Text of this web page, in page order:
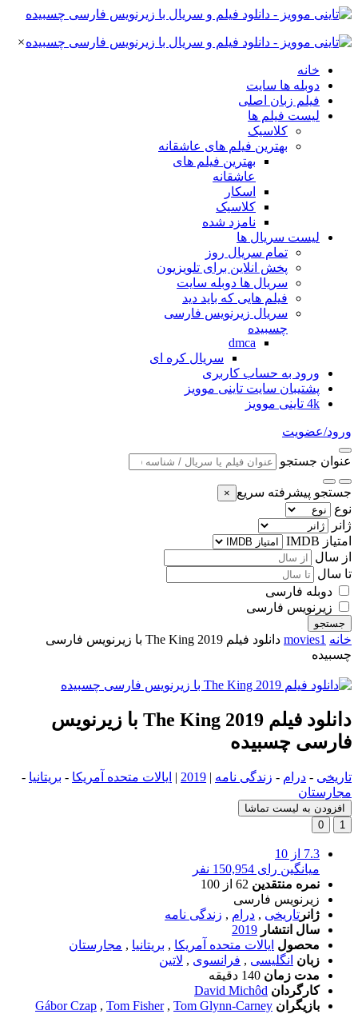
×
خانه
دوبله ها سایت
فیلم زبان اصلی
لیست فیلم ها
کلاسیک
بهترین فیلم های عاشقانه
بهترین فیلم های
عاشقانه
اسکار
کلاسیک
نامزد شده
لیست سریال ها
تمام سریال روز
پخش انلاین برای تلویزیون
سریال ها دوبله سایت
فیلم هایی که باید دید
سریال زیرنویس فارسی
چسبیده
dmca
سریال کره ای
ورود به حساب کاربری
پشتیبان سایت تاینی موویز
4k تاینی موویز
ورود/عضویت
عنوان جستجو
جستجو پیشرفته سریع ×
نوع
ژانر
امتیاز IMDB
از سال
تا سال
دوبله فارسی
زیرنویس فارسی
جستجو
خانه movies1
دانلود فیلم The King 2019 با زیرنویس فارسی
چسبیده
دانلود فیلم The King 2019 با زیرنویس
فارسی چسبیده
تاریخی - درام - زندگی نامه |
2019
| ایالات متحده آمریکا - بریتانیا -
مجارستان
افزودن به لیست تماشا
1
0
7.3 از 10
میانگین رای 150,954 نفر
نمره منتقدین 62 از 100
زیرنویس فارسی
ژانر تاریخی , درام , زندگی نامه
سال انتشار 2019
محصول ایالات متحده آمریکا , بریتانیا , مجارستان
زبان انگلیسی , فرانسوی , لاتین
مدت زمان 140 دقیقه
کارگردان David Michôd
بازیگران
Gábor Czap , Tom Fisher, Tom Glynn-Carney